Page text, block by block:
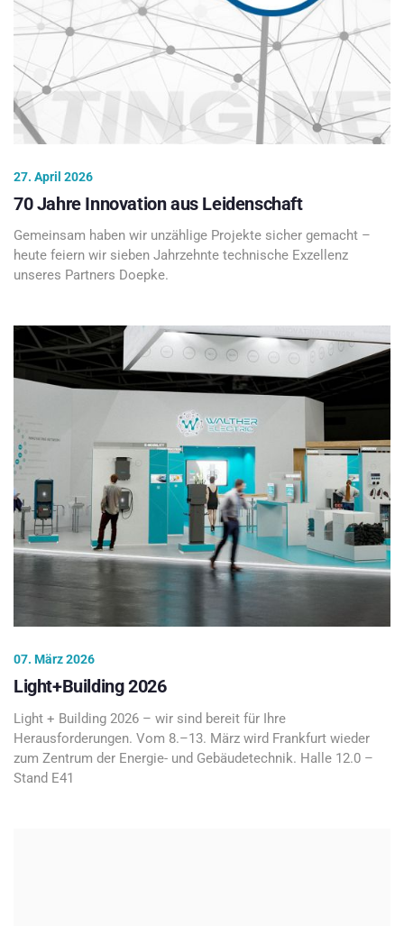
27. April 2026
70 Jahre Innovation aus Leidenschaft
Gemeinsam haben wir unzählige Projekte sicher gemacht –
heute feiern wir sieben Jahrzehnte technische Exzellenz
unseres Partners Doepke.
07. März 2026
Light+Building 2026
Light + Building 2026 – wir sind bereit für Ihre
Herausforderungen. Vom 8.–13. März wird Frankfurt wieder
zum Zentrum der Energie- und Gebäudetechnik. Halle 12.0 –
Stand E41